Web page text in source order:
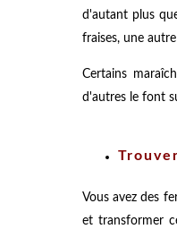
d'autant plus
fraises, une
Certains
d'autres le font
Vous avez des
et transformer